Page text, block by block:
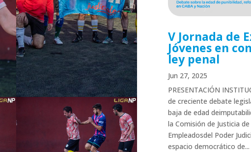
V Jornada de
Jóvenes en
ley penal
Jun 27, 2025
PRESENTACIÓN
de creciente debate
baja de edad
la Comisión de Justicia
Empleadosdel Poder
espacio democrático de...